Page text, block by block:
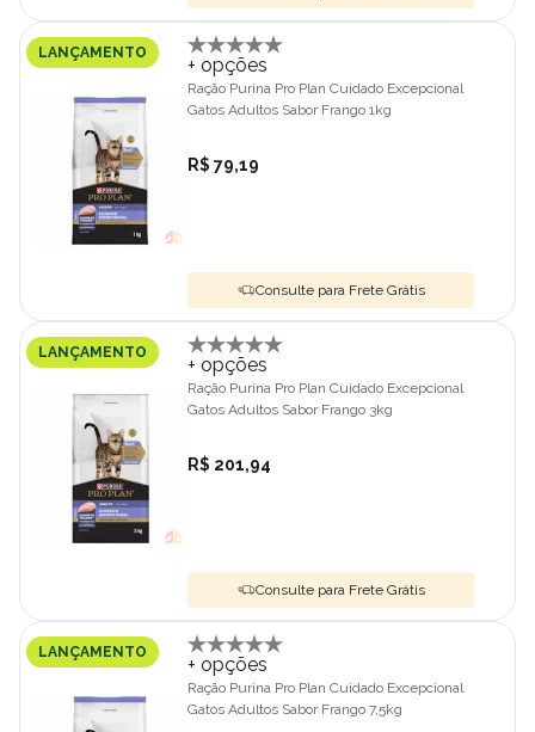
LANÇAMENTO
+ opções
Ração Purina Pro Plan Cuidado Excepcional
Gatos Adultos Sabor Frango 1kg
R$ 79,19
Consulte para Frete Grátis
LANÇAMENTO
+ opções
Ração Purina Pro Plan Cuidado Excepcional
Gatos Adultos Sabor Frango 3kg
R$ 201,94
Consulte para Frete Grátis
LANÇAMENTO
+ opções
Ração Purina Pro Plan Cuidado Excepcional
Gatos Adultos Sabor Frango 7,5kg